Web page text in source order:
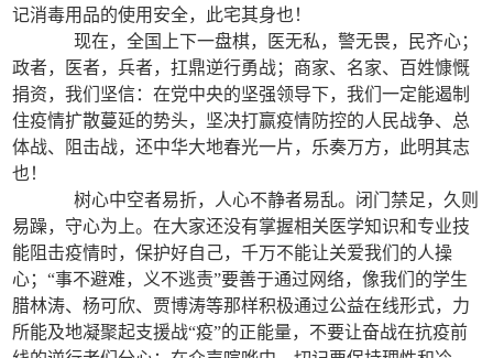
记消毒用品的使用安全，此宅其身也！
现在，全国上下一盘棋，医无私，警无畏，民齐心；
政者，医者，兵者，扛鼎逆行勇战；商家、名家、百姓慷慨
捐资，我们坚信：在党中央的坚强领导下，我们一定能遏制
住疫情扩散蔓延的势头，坚决打赢疫情防控的人民战争、总
体战、阻击战，还中华大地春光一片，乐奏万方，此明其志
也！
树心中空者易折，人心不静者易乱。闭门禁足，久则
易躁，守心为上。在大家还没有掌握相关医学知识和专业技
能阻击疫情时，保护好自己，千万不能让关爱我们的人操
心；“事不避难，义不逃责”要善于通过网络，像我们的学生
腊林涛、杨可欣、贾博涛等那样积极通过公益在线形式，力
所能及地凝聚起支援战“疫”的正能量，不要让奋战在抗疫前